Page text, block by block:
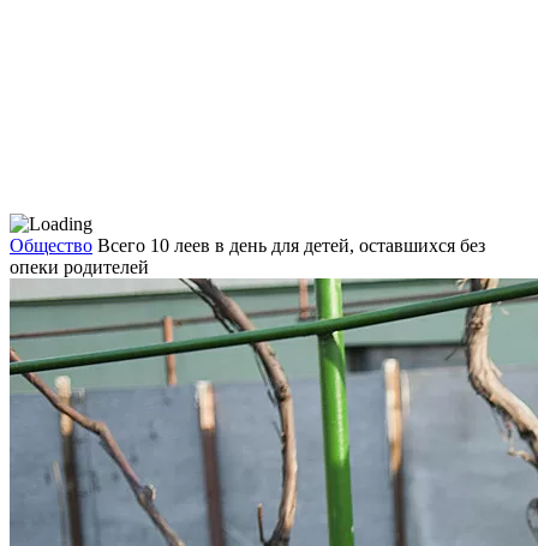
Общество Всего 10 леев в день для детей, оставшихся без
опеки родителей